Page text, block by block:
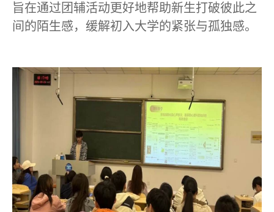
旨在通过团辅活动更好地帮助新生打破彼此之
间的陌生感，缓解初入大学的紧张与孤独感。